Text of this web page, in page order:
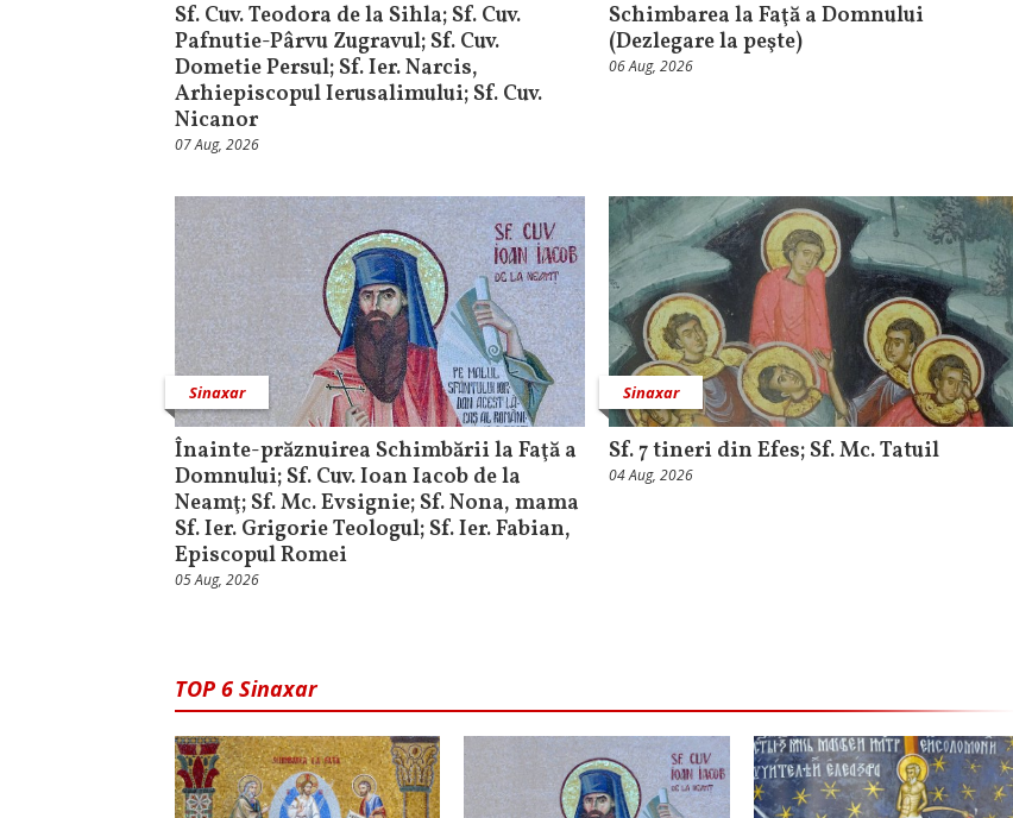
Sf. Cuv. Teodora de la Sihla; Sf. Cuv.
Pafnutie-Pârvu Zugravul; Sf. Cuv.
Dometie Persul; Sf. Ier. Narcis,
Arhiepiscopul Ierusalimului; Sf. Cuv.
Nicanor
07 Aug, 2026
Schimbarea la Faţă a Domnului
(Dezlegare la peşte)
06 Aug, 2026
Sinaxar
Înainte-prăznuirea Schimbării la Faţă a
Domnului; Sf. Cuv. Ioan Iacob de la
Neamţ; Sf. Mc. Evsignie; Sf. Nona, mama
Sf. Ier. Grigorie Teologul; Sf. Ier. Fabian,
Episcopul Romei
05 Aug, 2026
Sinaxar
Sf. 7 tineri din Efes; Sf. Mc. Tatuil
04 Aug, 2026
TOP 6 Sinaxar